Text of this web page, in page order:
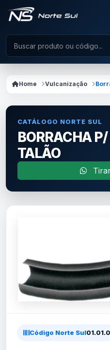
Home Vulcanização
CATÁLOGO NORTE SUL
BORRACHA P/
TALÃO
Código Norte Sul